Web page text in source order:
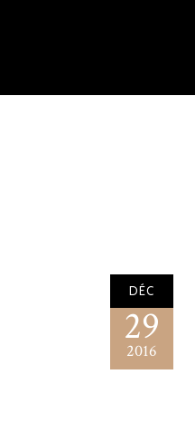
DÉC
29
2016